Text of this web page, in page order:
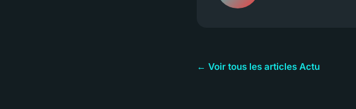
← Voir tous les articles Actu